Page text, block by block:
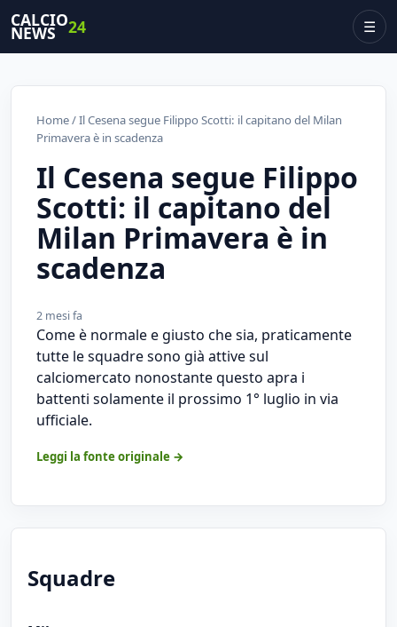
CALCIO
NEWS 24 ☰
Home/ Il Cesena segue Filippo Scotti: il capitano del Milan
Primavera è in scadenza
Il Cesena segue Filippo
Scotti: il capitano del
Milan Primavera è in
scadenza
2 mesi fa
Come è normale e giusto che sia, praticamente
tutte le squadre sono già attive sul
calciomercato nonostante questo apra i
battenti solamente il prossimo 1° luglio in via
ufficiale.
Leggi la fonte originale →
Squadre